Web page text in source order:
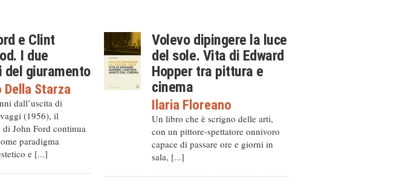
e Clint
I due
del giuramento
Della Starza
dall’uscita di
(1956), il
di John Ford continua
paradigma
e [...]
Volevo dipingere la luce
del sole. Vita di Edward
Hopper tra pittura e
cinema
Ilaria Floreano
Un libro che è scrigno delle arti,
con un pittore-spettatore onnivoro
capace di passare ore e giorni in
sala, [...]